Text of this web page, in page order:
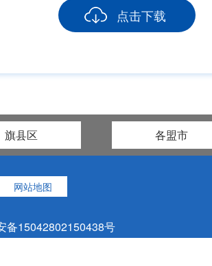
方式
《国务院关于
进一步加强和
改进最低生活
12]45号）、
旗民政局
关信
《国务院关于
进一步加强和
保障工作的意
12]45号）、
各地相关政策
息之日起10
乡镇人民政府
《国务院关于
进一步加强和
点击下载
旗县区 各盟市
网站地图
备15042802150438号